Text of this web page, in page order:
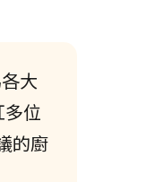
大
位
的廚